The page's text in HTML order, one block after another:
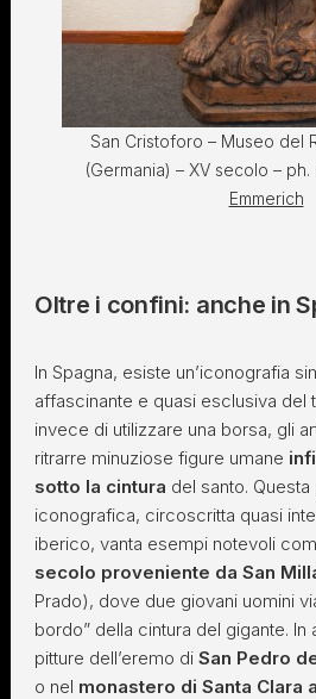
San Cristoforo – Museo del
(Germania) – XV secolo – ph.
Emmerich
Oltre i confini: anche in
In Spagna, esiste un’iconografia
affascinante e quasi esclusiva del
invece di utilizzare una borsa, gli
ritrarre minuziose figure umane
sotto la cintura del santo.
iconografica, circoscritta quasi
iberico, vanta esempi notevoli
secolo proveniente da San
Prado), dove due giovani uomini
bordo” della cintura del gigante.
pitture dell’eremo di San Pedro
o nel monastero di Santa Clara